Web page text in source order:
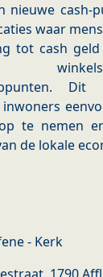
nieuwe cash-
waar
tot cash
Dit
te nemen
de lokale
- Kerk